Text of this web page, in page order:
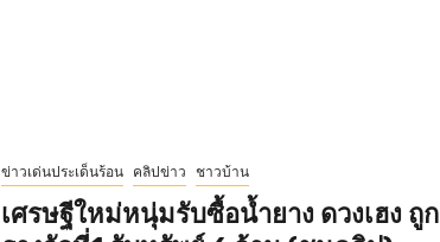
ข่าวเด่นประเด็นร้อน คลิปข่าว ชาวบ้าน
เศรษฐีใหม่หนุ่มรับซื้อน้ำยาง ดวงเฮง ถูก